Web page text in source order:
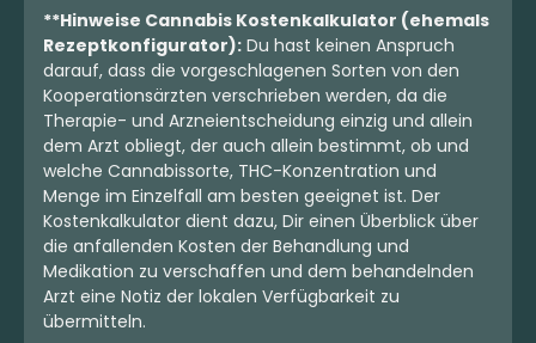
**Hinweise Cannabis Kostenkalkulator (ehemals
Rezeptkonfigurator): Du hast keinen Anspruch
darauf, dass die vorgeschlagenen Sorten von den
Kooperationsärzten verschrieben werden, da die
Therapie- und Arzneientscheidung einzig und allein
dem Arzt obliegt, der auch allein bestimmt, ob und
welche Cannabissorte, THC-Konzentration und
Menge im Einzelfall am besten geeignet ist. Der
Kostenkalkulator dient dazu, Dir einen Überblick über
die anfallenden Kosten der Behandlung und
Medikation zu verschaffen und dem behandelnden
Arzt eine Notiz der lokalen Verfügbarkeit zu
übermitteln.